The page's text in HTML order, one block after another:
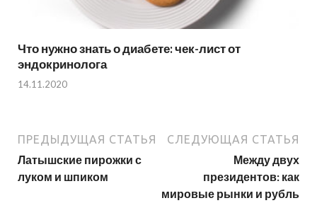
Что нужно знать о диабете: чек-лист от
эндокринолога
14.11.2020
ПРЕДЫДУЩАЯ СТАТЬЯ
Латышские пирожки с
луком и шпиком
СЛЕДУЮЩАЯ СТАТЬЯ
Между двух
президентов: как
мировые рынки и рубль